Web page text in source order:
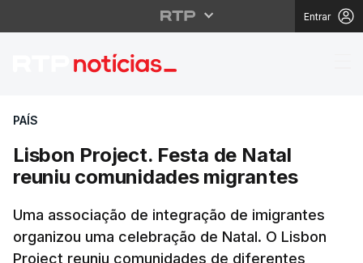
Entrar
Lisbon Project. Festa
PAÍS
Lisbon Project. Festa de Natal
reuniu comunidades migrantes
Uma associação de integração de imigrantes
organizou uma celebração de Natal. O Lisbon
Project reuniu comunidades de diferentes